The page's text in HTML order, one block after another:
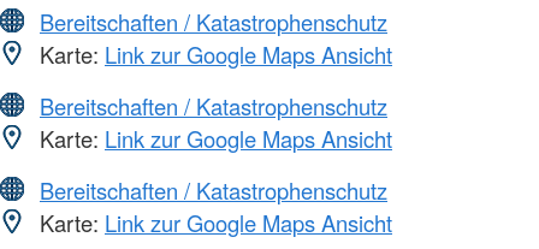
Bereitschaften / Katastrophenschutz
Karte: Link zur Google Maps Ansicht
Bereitschaften / Katastrophenschutz
Karte: Link zur Google Maps Ansicht
Bereitschaften / Katastrophenschutz
Karte: Link zur Google Maps Ansicht